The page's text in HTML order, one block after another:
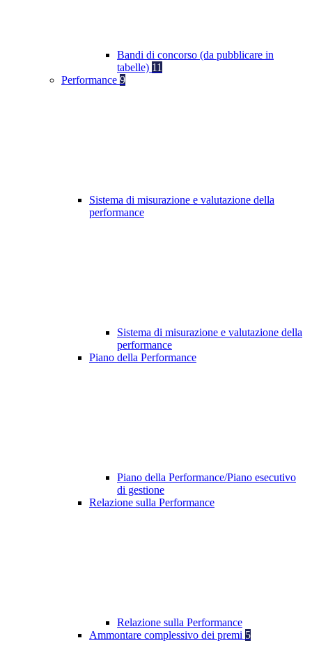
Bandi di concorso (da pubblicare in
tabelle) 11
Performance 9
Sistema di misurazione e valutazione della
performance
Sistema di misurazione e valutazione della
performance
Piano della Performance
Piano della Performance/Piano esecutivo
di gestione
Relazione sulla Performance
Relazione sulla Performance
Ammontare complessivo dei premi 5